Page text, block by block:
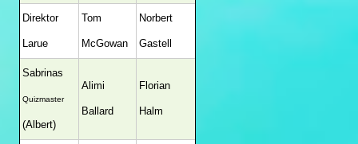
Direktor
Larue
Tom
McGowan
Norbert
Gastell
Sabrinas
Quizmaster
(Albert)
Alimi
Ballard
Florian
Halm